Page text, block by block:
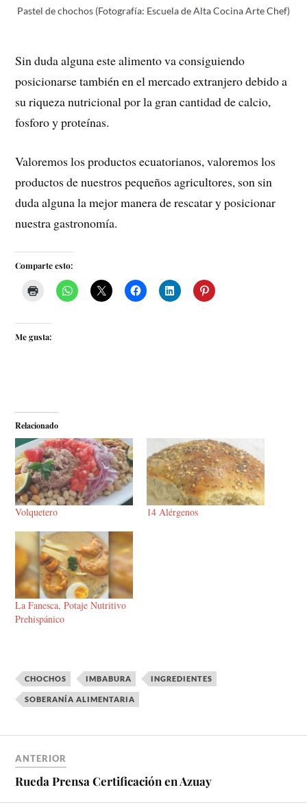
Pastel de chochos (Fotografía: Escuela de Alta Cocina Arte Chef)
Sin duda alguna este alimento va consiguiendo
posicionarse también en el mercado extranjero debido a
su riqueza nutricional por la gran cantidad de calcio,
fosforo y proteínas.
Valoremos los productos ecuatorianos, valoremos los
productos de nuestros pequeños agricultores, son sin
duda alguna la mejor manera de rescatar y posicionar
nuestra gastronomía.
Comparte esto:
Me gusta:
Relacionado
Volquetero 14 Alérgenos
La Fanesca, Potaje Nutritivo
Prehispánico
CHOCHOS IMBABURA INGREDIENTES
SOBERANÍA ALIMENTARIA
ANTERIOR
Rueda Prensa Certificación en Azuay